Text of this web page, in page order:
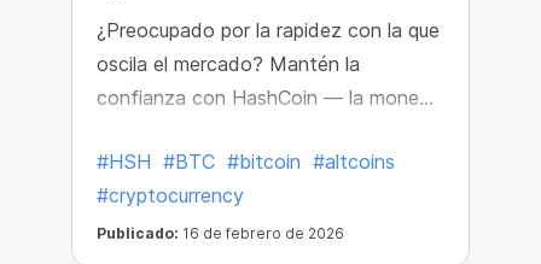
¿Preocupado por la rapidez con la que
oscila el mercado? Mantén la
confianza con HashCoin — la moneda
diseñada para obtener ganancias
predecibles.
#HSH #BTC #bitcoin #altcoins
#cryptocurrency
Publicado: 16 de febrero de 2026